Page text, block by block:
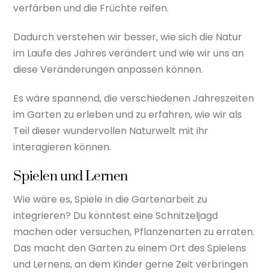
verfärben und die Früchte reifen.
Dadurch verstehen wir besser, wie sich die Natur
im Laufe des Jahres verändert und wie wir uns an
diese Veränderungen anpassen können.
Es wäre spannend, die verschiedenen Jahreszeiten
im Garten zu erleben und zu erfahren, wie wir als
Teil dieser wundervollen Naturwelt mit ihr
interagieren können.
Spielen und Lernen
Wie wäre es, Spiele in die Gartenarbeit zu
integrieren? Du könntest eine Schnitzeljagd
machen oder versuchen, Pflanzenarten zu erraten.
Das macht den Garten zu einem Ort des Spielens
und Lernens, an dem Kinder gerne Zeit verbringen